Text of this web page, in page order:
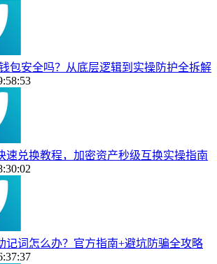
包安全吗？从底层逻辑到实操防护全拆解
速兑换教程，加密资产秒级互换实操指南
记词怎么办？官方指南+避坑防骗全攻略